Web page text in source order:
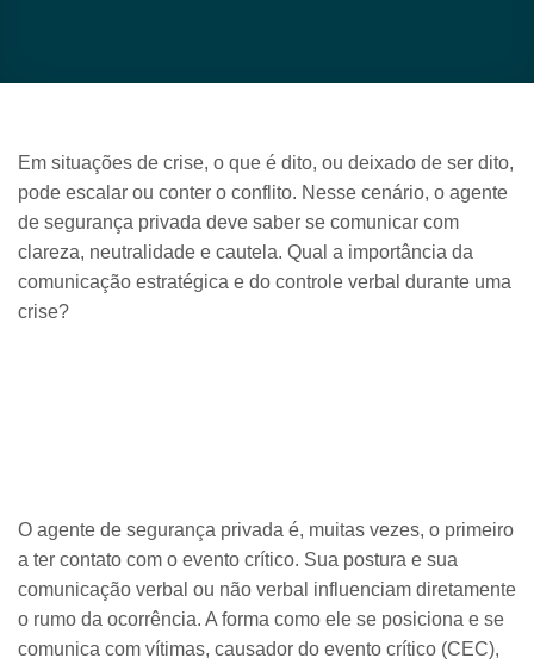
Em situações de crise, o que é dito, ou deixado de ser dito,
pode escalar ou conter o conflito. Nesse cenário, o agente
de segurança privada deve saber se comunicar com
clareza, neutralidade e cautela. Qual a importância da
comunicação estratégica e do controle verbal durante uma
crise?
O agente de segurança privada é, muitas vezes, o primeiro
a ter contato com o evento crítico. Sua postura e sua
comunicação verbal ou não verbal influenciam diretamente
o rumo da ocorrência. A forma como ele se posiciona e se
comunica com vítimas, causador do evento crítico (CEC),